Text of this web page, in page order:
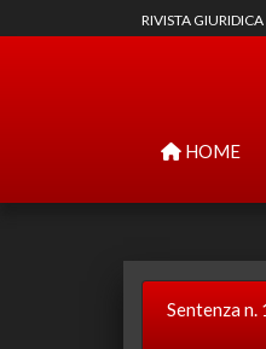
RIVISTA
HOME
Sentenza